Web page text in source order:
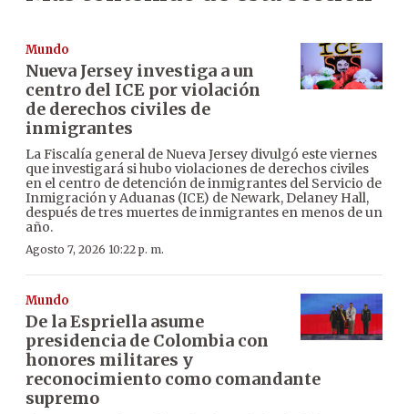
Mundo
Nueva Jersey investiga a un
centro del ICE por violación
de derechos civiles de
inmigrantes
La Fiscalía general de Nueva Jersey divulgó este viernes
que investigará si hubo violaciones de derechos civiles
en el centro de detención de inmigrantes del Servicio de
Inmigración y Aduanas (ICE) de Newark, Delaney Hall,
después de tres muertes de inmigrantes en menos de un
año.
Agosto 7, 2026 10:22 p. m.
Mundo
De la Espriella asume
presidencia de Colombia con
honores militares y
reconocimiento como comandante
supremo